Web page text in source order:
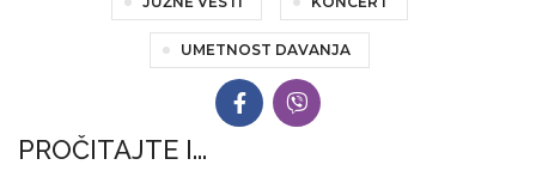
UMETNOST DAVANJA
PROČITAJTE I...